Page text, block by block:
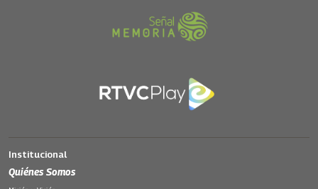
Institucional
Quiénes Somos